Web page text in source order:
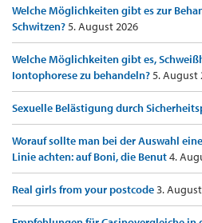
Welche Möglichkeiten gibt es zur
Schwitzen?5. August 2026
Welche Möglichkeiten gibt es,
Iontophorese zu behandeln?5. August
Sexuelle Belästigung durch
Worauf sollte man bei der Auswahl
Linie achten: auf Boni, die Benut4.
Real girls from your postcode3.